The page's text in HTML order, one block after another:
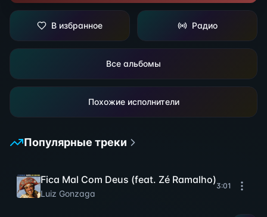
В избранное Радио
Все альбомы
Похожие исполнители
Популярные треки
Fica Mal Com Deus (feat. Zé Ramalho)
Luiz Gonzaga
3:01